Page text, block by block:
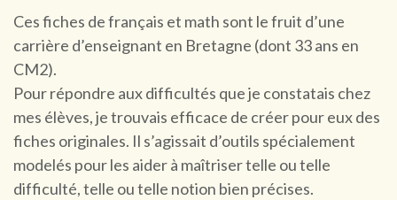
Ces fiches de français et math sont le fruit d’une
carrière d’enseignant en Bretagne (dont 33 ans en
CM2).
Pour répondre aux difficultés que je constatais chez
mes élèves, je trouvais efficace de créer pour eux des
fiches originales. Il s’agissait d’outils spécialement
modelés pour les aider à maîtriser telle ou telle
difficulté, telle ou telle notion bien précises.